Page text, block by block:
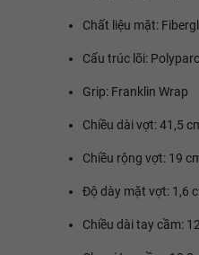
Chất liệu mặt:
Cấu trúc lõi:
Grip: Franklin Wrap
Chiều dài vợt: 41,5
Chiều rộng vợt: 19
Độ dày mặt vợt: 1,6
Chiều dài tay cầm: